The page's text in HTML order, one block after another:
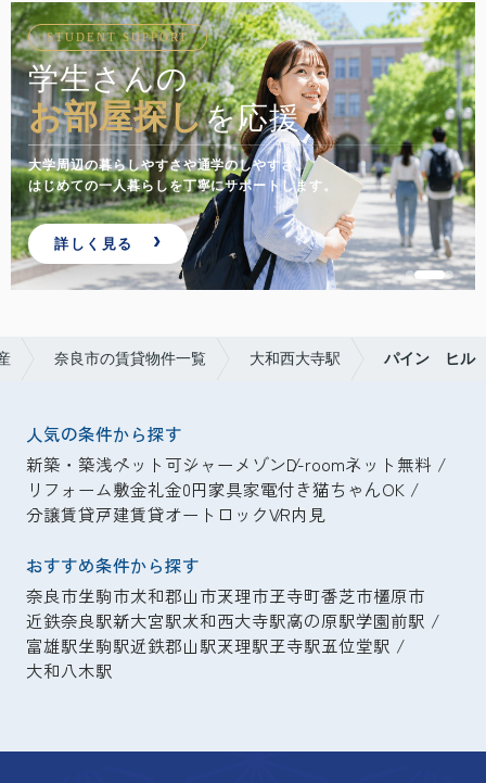
STUDENT SUPPORT
学生さんの
お部屋探しを応援
大学周辺の暮らしやすさや通学のしやすさ。
はじめての一人暮らしを丁寧にサポートします。
詳しく見る
奈良市の賃貸物件一覧 大和西大寺駅 パイン ヒル
人気の条件から探す
新築・築浅ペット可シャーメゾンD-roomネット無料
リフォーム敷金礼金0円家具家電付き猫ちゃんOK
分譲賃貸戸建賃貸オートロックVR内見
おすすめ条件から探す
奈良市生駒市大和郡山市天理市王寺町香芝市橿原市
近鉄奈良駅新大宮駅大和西大寺駅高の原駅学園前駅
富雄駅生駒駅近鉄郡山駅天理駅王寺駅五位堂駅
大和八木駅